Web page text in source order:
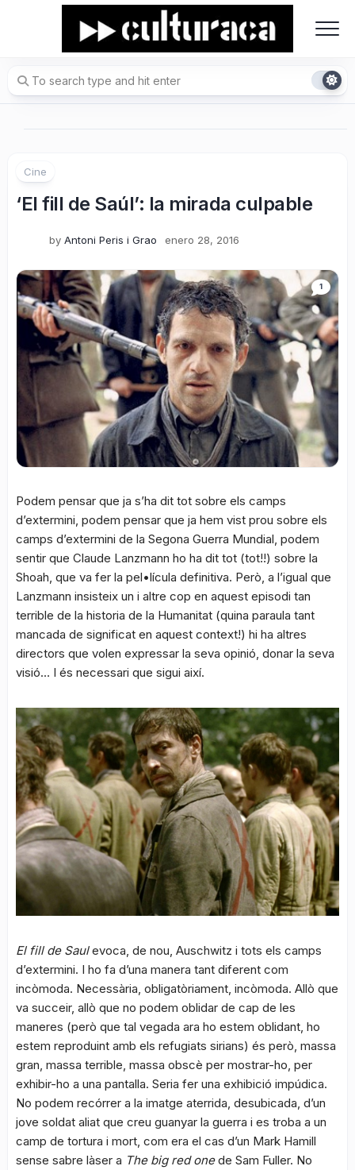
Cine
‘El fill de Saúl’: la mirada culpable
by Antoni Peris i Grao enero 28, 2016
1
Podem pensar que ja s’ha dit tot sobre els camps
d’extermini, podem pensar que ja hem vist prou sobre els
camps d’extermini de la Segona Guerra Mundial, podem
sentir que Claude Lanzmann ho ha dit tot (tot!!) sobre la
Shoah, que va fer la pel•lícula definitiva. Però, a l’igual que
Lanzmann insisteix un i altre cop en aquest episodi tan
terrible de la historia de la Humanitat (quina paraula tant
mancada de significat en aquest context!) hi ha altres
directors que volen expressar la seva opinió, donar la seva
visió… I és necessari que sigui així.
El fill de Saulevoca, de nou, Auschwitz i tots els camps
d’extermini. I ho fa d’una manera tant diferent com
incòmoda. Necessària, obligatòriament, incòmoda. Allò que
va succeir, allò que no podem oblidar de cap de les
maneres (però que tal vegada ara ho estem oblidant, ho
estem reproduint amb els refugiats sirians) és però, massa
gran, massa terrible, massa obscè per mostrar-ho, per
exhibir-ho a una pantalla. Seria fer una exhibició impúdica.
No podem recórrer a la imatge aterrida, desubicada, d’un
jove soldat aliat que creu guanyar la guerra i es troba a un
camp de tortura i mort, com era el cas d’un Mark Hamill
sense sabre làser a The big red onede Sam Fuller. No